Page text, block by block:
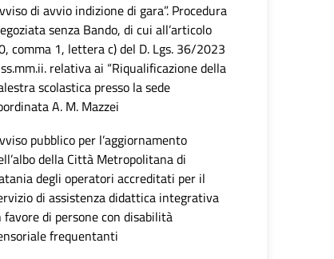
di avvio indizione di gara”. Procedura
senza Bando, di cui all’articolo
comma 1, lettera c) del D. Lgs. 36/2023
relativa ai “Riqualificazione della
scolastica presso la sede
A. M. Mazzei
pubblico per l’aggiornamento
della Città Metropolitana di
degli operatori accreditati per il
di assistenza didattica integrativa
favore di persone con disabilità
frequentanti